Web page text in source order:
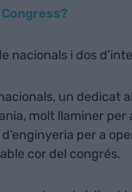
nacionals i dos
un dedicat
molt llaminer per
per a
cor del congrés.